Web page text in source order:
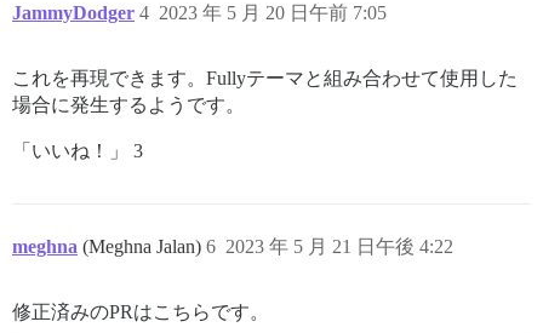
JammyDodger 2023 年 5 月 20 日午前 7:05
4
これを再現できます。Fullyテーマと組み合わせて使用した
場合に発生するようです。
「いいね！」 3
meghna (Meghna Jalan) 2023 年 5 月 21 日午後 4:22
6
修正済みのPRはこちらです。